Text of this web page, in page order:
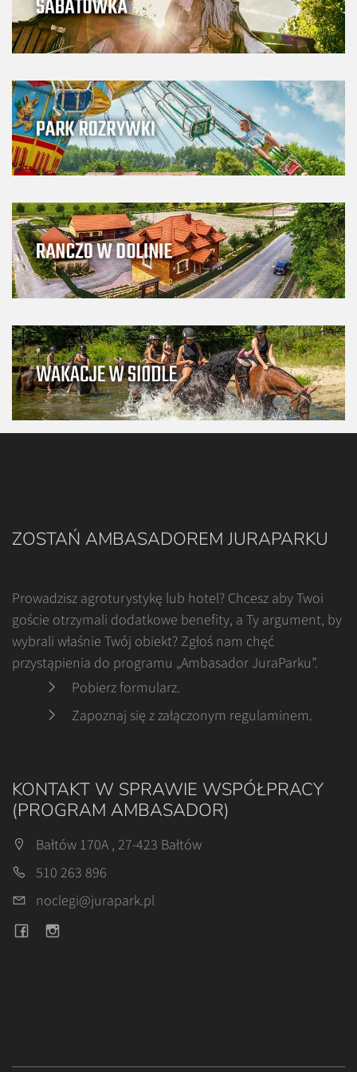
ZOSTAŃ AMBASADOREM JURAPARKU
Prowadzisz agroturystykę lub hotel? Chcesz aby Twoi
goście otrzymali dodatkowe benefity, a Ty argument, by
wybrali właśnie Twój obiekt? Zgłoś nam chęć
przystąpienia do programu „Ambasador JuraParku”.
Pobierz formularz.
Zapoznaj się z załączonym regulaminem.
KONTAKT W SPRAWIE WSPÓŁPRACY
(PROGRAM AMBASADOR)
Bałtów 170A , 27-423 Bałtów
510 263 896
noclegi@jurapark.pl